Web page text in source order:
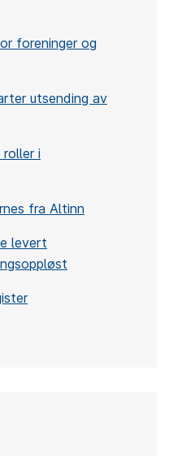
foreninger og
utsending av
i
fra Altinn
levert